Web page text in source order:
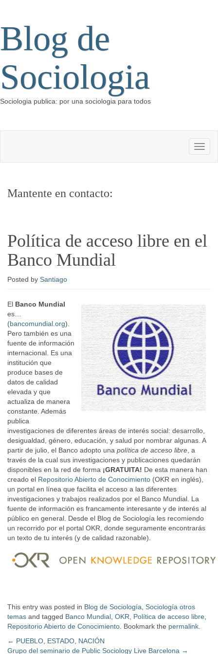
Blog de
Sociologia
Sociologia publica: por una sociologia para todos
Mantente en contacto:
Política de acceso libre en el
Banco Mundial
Posted by Santiago
El Banco Mundial
es…
(bancomundial.org).
Pero también es una
fuente de información
internacional. Es una
institución que
produce bases de
datos de calidad
elevada y que
actualiza de manera
constante. Además
publica
investigaciones de diferentes áreas de interés social: desarrollo,
desigualdad, género, educación, y salud por nombrar algunas. A
partir de julio, el Banco adopto una política de acceso libre , a
través de la cual sus investigaciones y publicaciones quedarán
disponibles en la red de forma ¡GRATUITA! De esta manera han
creado el Repositorio Abierto de Conocimiento (OKR en inglés),
un portal en línea que facilita el acceso a las diferentes
investigaciones y trabajos realizados por el Banco Mundial. La
fuente de información es francamente interesante y de interés al
público en general. Desde el Blog de Sociología les recomiendo
un recorrido por el portal OKR, donde seguramente encontrarás
un texto de tu interés (y de calidad razonable).
This entry was posted in Blog de Sociología Sociología otros
temas and tagged Banco Mundial OKR Política de acceso libre
Repositorio Abierto de Conocimiento . Bookmark the permalink
Post
← PUEBLO, ESTADO, NACIÓN
Grupo del seminario de Public Sociology Live Barcelona →